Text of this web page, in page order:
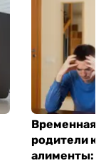
Временная
родители
алименты: